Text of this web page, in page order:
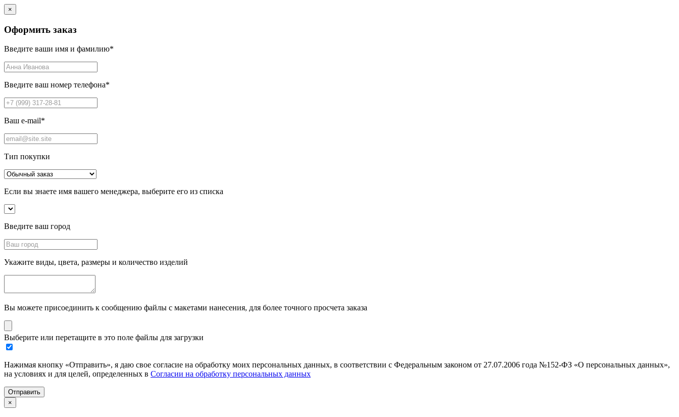
×
Оформить заказ
Введите ваши имя и фамилию*
Введите ваш номер телефона*
Ваш e-mail*
Тип покупки
Если вы знаете имя вашего менеджера, выберите его из списка
Введите ваш город
Укажите виды, цвета, размеры и количество изделий
Вы можете присоединить к сообщению файлы с макетами нанесения, для более точного просчета заказа
Выберите или перетащите в это поле файлы для загрузки
Нажимая кнопку «Отправить», я даю свое согласие на обработку моих персональных данных, в соответствии с Федеральным законом от 27.07.2006 года №152-ФЗ «О персональных данных»,
на условиях и для целей, определенных в Согласии на обработку персональных данных
Отправить
×